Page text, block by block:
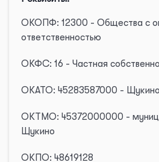
ОКОПФ: 12300 - Общества с
ответственностью
ОКФС: 16 - Частная
ОКАТО: 45283587000 - Щукино
ОКТМО: 45372000000 -
Щукино
ОКПО: 48619128